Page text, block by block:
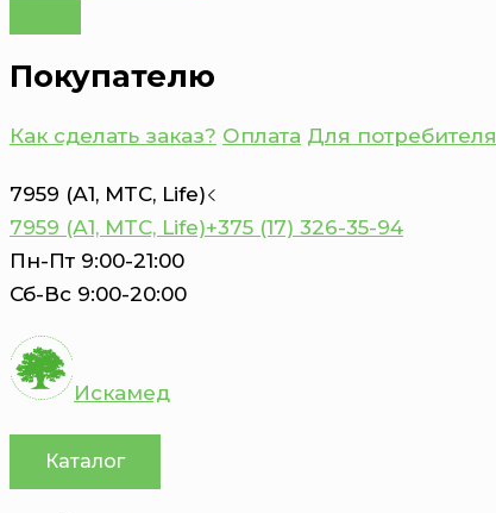
Покупателю
Как сделать заказ? Оплата Для потребителя
7959 (А1, MTC, Life)
7959 (А1, MTC, Life)+375 (17) 326-35-94
Пн-Пт 9:00-21:00
Сб-Вс 9:00-20:00
Искамед
Каталог